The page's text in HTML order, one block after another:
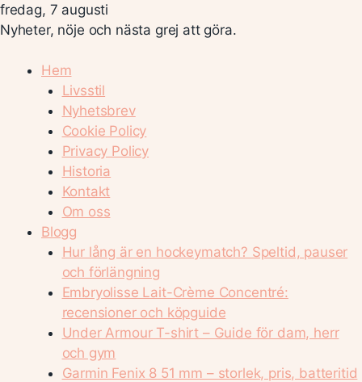
fredag, 7 augusti
Nyheter, nöje och nästa grej att göra.
Hem
Livsstil
Nyhetsbrev
Cookie Policy
Privacy Policy
Historia
Kontakt
Om oss
Blogg
Hur lång är en hockeymatch? Speltid, pauser
och förlängning
Embryolisse Lait-Crème Concentré:
recensioner och köpguide
Under Armour T-shirt – Guide för dam, herr
och gym
Garmin Fenix 8 51 mm – storlek, pris, batteritid